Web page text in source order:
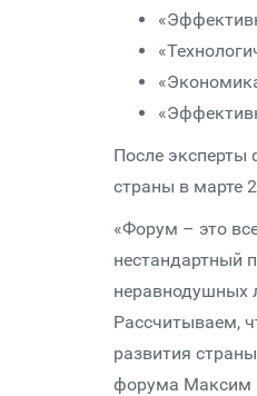
После эксперты
страны в марте
«Форум – это
нестандартный
неравнодушных
Рассчитываем,
развития
форума Максим